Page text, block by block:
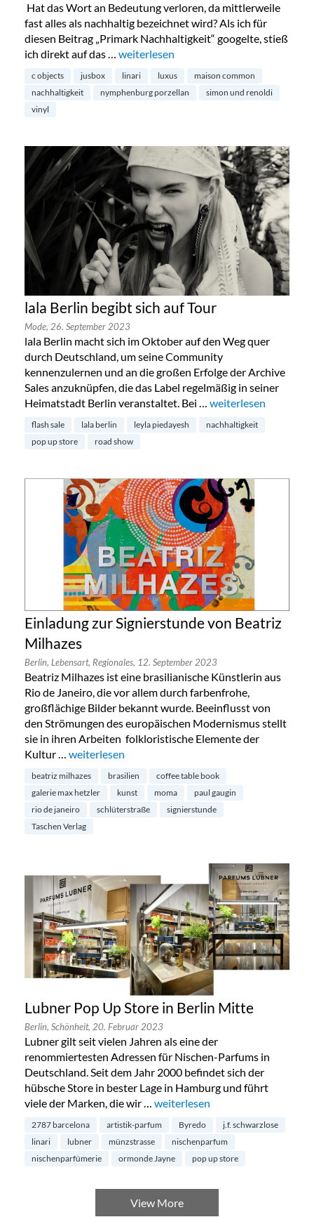
Hat das Wort an Bedeutung verloren, da mittlerweile
fast alles als nachhaltig bezeichnet wird? Als ich für
diesen Beitrag „Primark Nachhaltigkeit“ googelte, stieß
ich direkt auf das … „Nachhaltigkeit und Luxus – ein
weiterlesen
c objects jusbox linari luxus
maison common
nachhaltigkeit
nymphenburg porzellan
simon und renoldi
vinyl
lala Berlin begibt sich auf Tour
Mode, 26. September 2023
lala Berlin macht sich im Oktober auf den Weg quer
durch Deutschland, um seine Community
kennenzulernen und an die großen Erfolge der Archive
Sales anzuknüpfen, die das Label regelmäßig in seiner
Heimatstadt Berlin veranstaltet. Bei … „lala Berlin begibt
weiterlesen
flash sale lala berlin leyla piedayesh
nachhaltigkeit
pop up store
road show
Einladung zur Signierstunde von Beatriz
Milhazes
Berlin, Lebensart, Regionales, 12. September 2023
Beatriz Milhazes ist eine brasilianische Künstlerin aus
Rio de Janeiro, die vor allem durch farbenfrohe,
großflächige Bilder bekannt wurde. Beeinflusst von
den Strömungen des europäischen Modernismus stellt
sie in ihren Arbeiten folkloristische Elemente der
Kultur … „Einladung zur Signierstunde von Beatriz Milhazes“
weiterlesen
beatriz milhazes brasilien
coffee table book
galerie max hetzler
kunst moma
paul gaugin
rio de janeiro
schlüterstraße
signierstunde
Taschen Verlag
Lubner Pop Up Store in Berlin Mitte
Berlin, Schönheit, 20. Februar 2023
Lubner gilt seit vielen Jahren als eine der
renommiertesten Adressen für Nischen-Parfums in
Deutschland. Seit dem Jahr 2000 befindet sich der
hübsche Store in bester Lage in Hamburg und führt
viele der Marken, die wir … „Lubner Pop Up Store in Berlin
weiterlesen
2787 barcelona artistik-parfum Byredo
j.f. schwarzlose
linari
lubner münzstrasse
nischenparfum
nischenparfümerie
ormonde Jayne pop up store
View More